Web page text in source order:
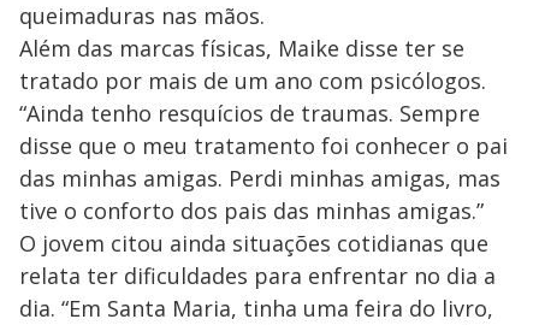
queimaduras nas mãos.
Além das marcas físicas, Maike disse ter se
tratado por mais de um ano com psicólogos.
“Ainda tenho resquícios de traumas. Sempre
disse que o meu tratamento foi conhecer o pai
das minhas amigas. Perdi minhas amigas, mas
tive o conforto dos pais das minhas amigas.”
O jovem citou ainda situações cotidianas que
relata ter dificuldades para enfrentar no dia a
dia. “Em Santa Maria, tinha uma feira do livro,